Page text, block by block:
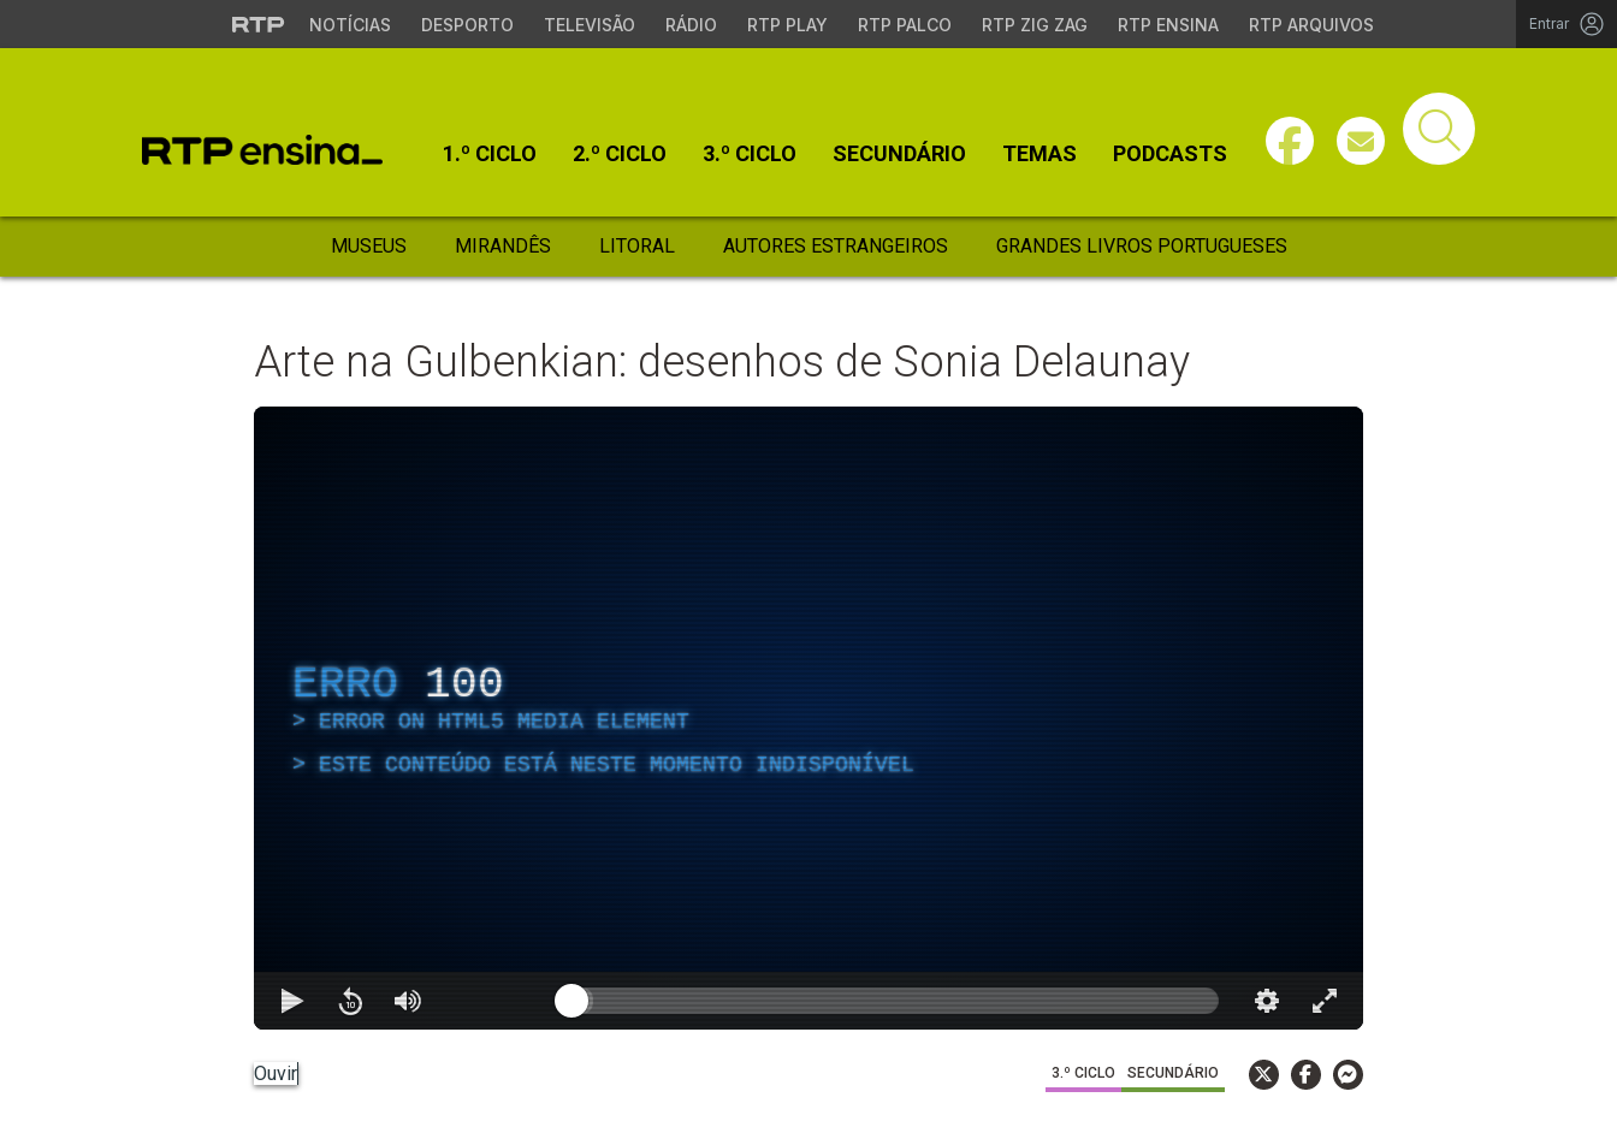
NOTÍCIAS DESPORTO TELEVISÃO RÁDIO RTP PLAY RTP PALCO RTP ZIG ZAG RTP ENSINA RTP ARQUIVOS Entrar
1.º CICLO 2.º CICLO 3.º CICLO SECUNDÁRIO TEMAS PODCASTS
MUSEUS MIRANDÊS LITORAL AUTORES ESTRANGEIROS GRANDES LIVROS PORTUGUESES
Arte na Gulbenkian: desenhos de Sonia Delaunay
ERRO 100
ERROR ON HTML5 MEDIA ELEMENT
ESTE CONTEÚDO ESTÁ NESTE MOMENTO INDISPONÍVEL
Ouvir 3.º CICLO SECUNDÁRIO